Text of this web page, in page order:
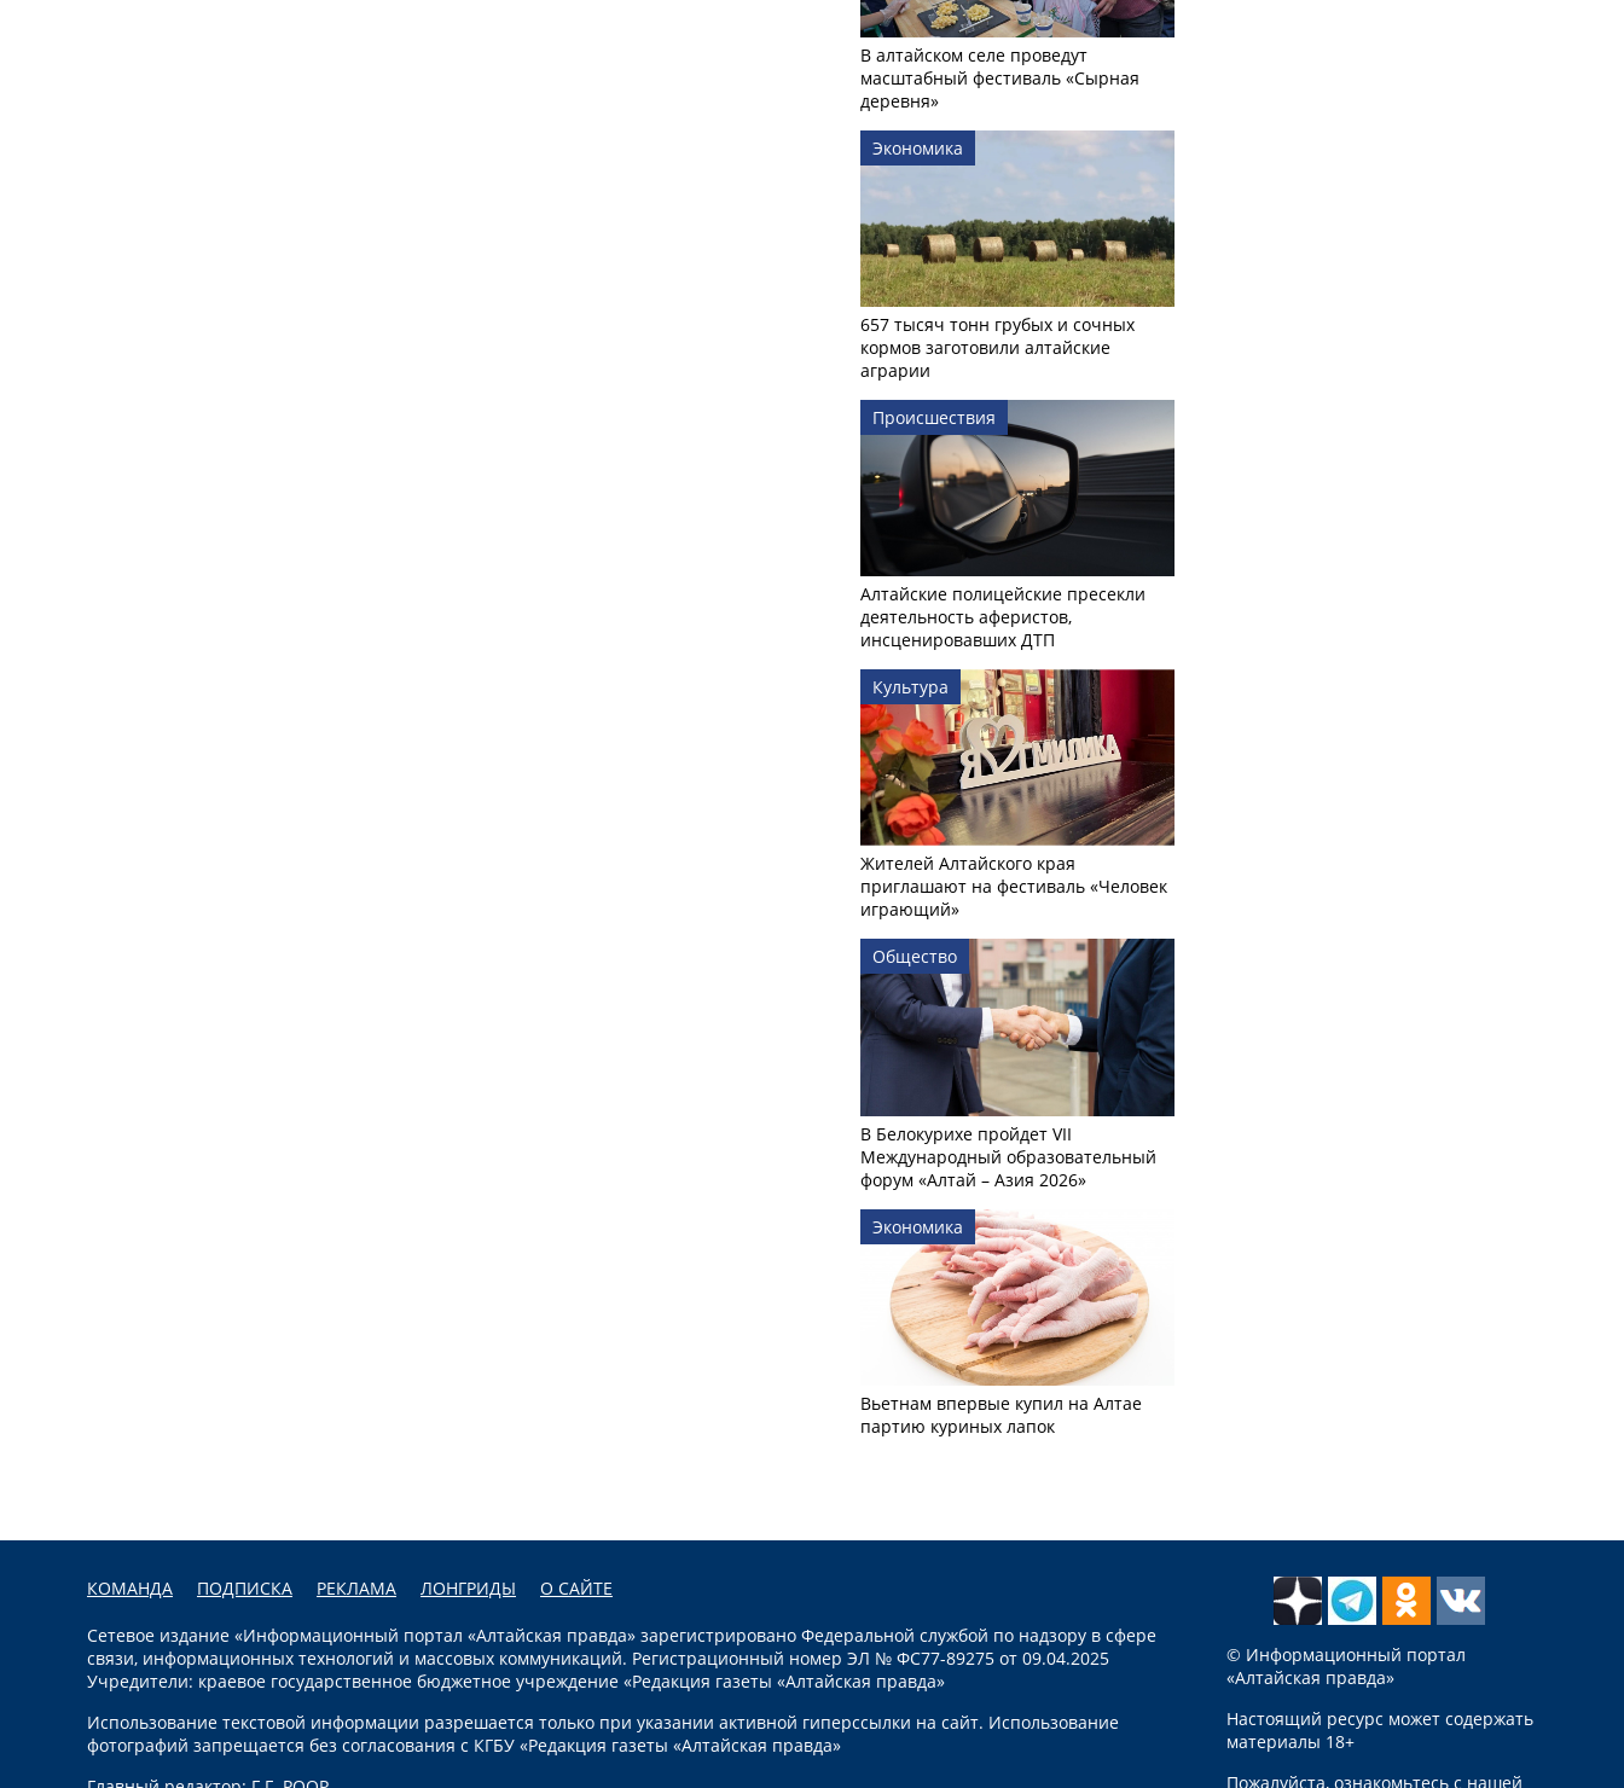
В алтайском селе проведут
масштабный фестиваль «Сырная
деревня»
Экономика
657 тысяч тонн грубых и сочных
кормов заготовили алтайские
аграрии
Происшествия
Алтайские полицейские пресекли
деятельность аферистов,
инсценировавших ДТП
Культура
Жителей Алтайского края
приглашают на фестиваль «Человек
играющий»
Общество
В Белокурихе пройдет VII
Международный образовательный
форум «Алтай – Азия 2026»
Экономика
Вьетнам впервые купил на Алтае
партию куриных лапок
КОМАНДА ПОДПИСКА РЕКЛАМА ЛОНГРИДЫ О САЙТЕ
Сетевое издание «Информационный портал «Алтайская правда» зарегистрировано Федеральной службой по надзору в сфере
связи, информационных технологий и массовых коммуникаций. Регистрационный номер ЭЛ № ФС77-89275 от 09.04.2025
Учредители: краевое государственное бюджетное учреждение «Редакция газеты «Алтайская правда»
Использование текстовой информации разрешается только при указании активной гиперссылки на сайт. Использование
фотографий запрещается без согласования с КГБУ «Редакция газеты «Алтайская правда»
© Информационный портал
«Алтайская правда»
Настоящий ресурс может содержать
материалы 18+
Пожалуйста, ознакомьтесь с нашей